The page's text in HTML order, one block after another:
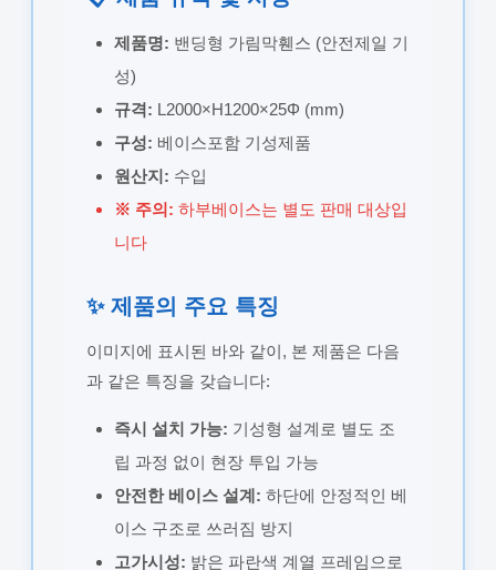
제품명: 밴딩형 가림막휀스 (안전제일 기
성)
규격: L2000×H1200×25Φ (mm)
구성: 베이스포함 기성제품
원산지: 수입
※ 주의: 하부베이스는 별도 판매 대상입
니다
✨ 제품의 주요 특징
이미지에 표시된 바와 같이, 본 제품은 다음
과 같은 특징을 갖습니다:
즉시 설치 가능: 기성형 설계로 별도 조
립 과정 없이 현장 투입 가능
안전한 베이스 설계: 하단에 안정적인 베
이스 구조로 쓰러짐 방지
고가시성: 밝은 파란색 계열 프레임으로